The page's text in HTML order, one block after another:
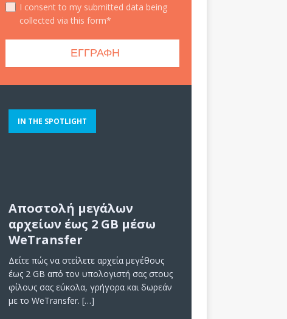
I consent to my submitted data being
collected via this form*
IN THE SPOTLIGHT
Αποστολή μεγάλων
αρχείων έως 2 GB μέσω
WeTransfer
Δείτε πώς να στείλετε αρχεία μεγέθους
έως 2 GB από τον υπολογιστή σας στους
φίλους σας εύκολα, γρήγορα και δωρεάν
με το WeTransfer. […]